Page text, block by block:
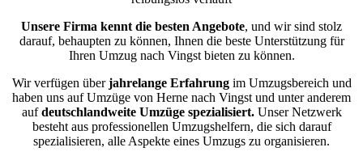
Unsere Firma kennt die besten Angebote, und wir sind stolz
darauf, behaupten zu können, Ihnen die beste Unterstützung für
Ihren Umzug nach Vingst bieten zu können.
Wir verfügen überjahrelange Erfahrungim Umzugsbereich und
haben uns auf Umzüge von Herne nach Vingst und unter anderem
aufdeutschlandweite Umzüge spezialisiert.Unser Netzwerk
besteht aus professionellen Umzugshelfern, die sich darauf
spezialisieren, alle Aspekte eines Umzugs zu organisieren.